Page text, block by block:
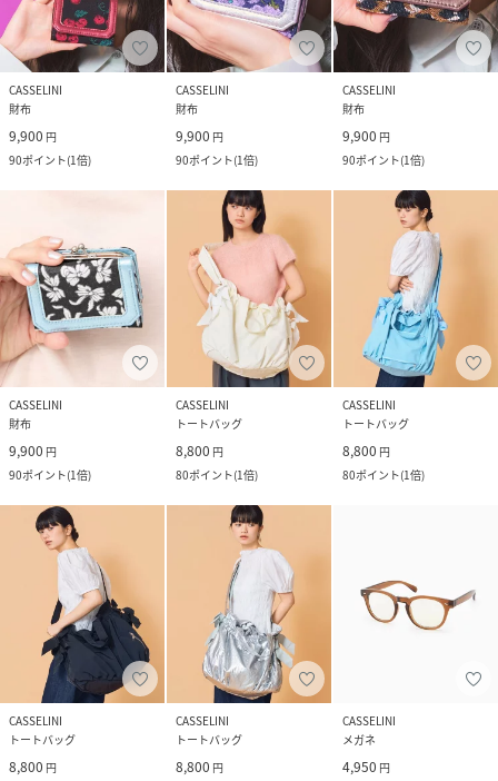
CASSELINI
財布
9,900 円
90ポイント(1倍)
CASSELINI
財布
9,900 円
90ポイント(1倍)
CASSELINI
財布
9,900 円
90ポイント(1倍)
CASSELINI
財布
9,900 円
90ポイント(1倍)
CASSELINI
トートバッグ
8,800 円
80ポイント(1倍)
CASSELINI
トートバッグ
8,800 円
80ポイント(1倍)
CASSELINI
トートバッグ
8,800 円
CASSELINI
トートバッグ
8,800 円
CASSELINI
メガネ
4,950 円